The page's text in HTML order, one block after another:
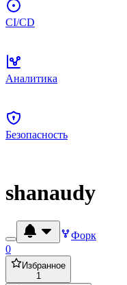
CI/CD
Аналитика
Безопасность
shanaudy
Форк
0
Избранное
1